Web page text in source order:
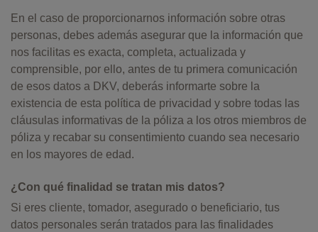
En el caso de proporcionarnos información sobre otras
personas, debes además asegurar que la información que
nos facilitas es exacta, completa, actualizada y
comprensible, por ello, antes de tu primera comunicación
de esos datos a DKV, deberás informarte sobre la
existencia de esta política de privacidad y sobre todas las
cláusulas informativas de la póliza a los otros miembros de
póliza y recabar su consentimiento cuando sea necesario
en los mayores de edad.
¿Con qué finalidad se tratan mis datos?
Si eres cliente, tomador, asegurado o beneficiario, tus
datos personales serán tratados para las finalidades